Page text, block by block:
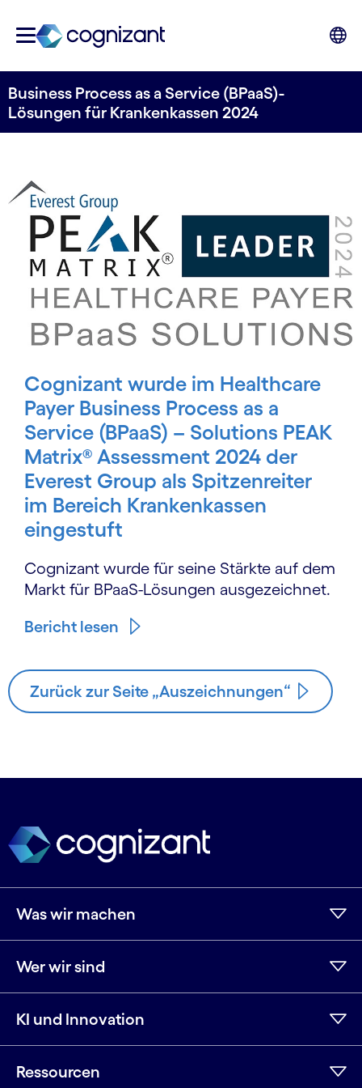
Business Process as a Service (BPaaS)-
Lösungen für Krankenkassen 2024
Cognizant wurde im Healthcare
Payer Business Process as a
Service (BPaaS) – Solutions PEAK
Matrix® Assessment 2024 der
Everest Group als Spitzenreiter
im Bereich Krankenkassen
eingestuft
Cognizant wurde für seine Stärkte auf dem
Markt für BPaaS-Lösungen ausgezeichnet.
Bericht lesen
Zurück zur Seite „Auszeichnungen“
Was wir machen
Wer wir sind
KI und Innovation
Ressourcen